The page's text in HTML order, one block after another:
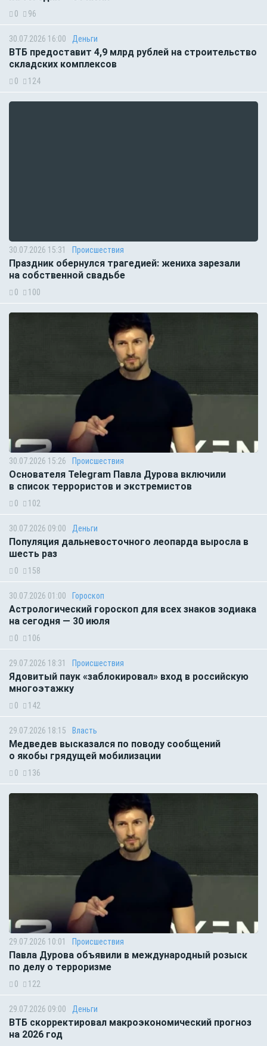
0 96
30.07.2026 16:00 Деньги
ВТБ предоставит 4,9 млрд рублей на строительство
складских комплексов
0 124
30.07.2026 15:31 Происшествия
Праздник обернулся трагедией: жениха зарезали
на собственной свадьбе
0 100
30.07.2026 15:26 Происшествия
Основателя Telegram Павла Дурова включили
в список террористов и экстремистов
0 102
30.07.2026 09:00 Деньги
Популяция дальневосточного леопарда выросла в
шесть раз
0 158
30.07.2026 01:00 Гороскоп
Астрологический гороскоп для всех знаков зодиака
на сегодня — 30 июля
0 106
29.07.2026 18:31 Происшествия
Ядовитый паук «заблокировал» вход в российскую
многоэтажку
0 142
29.07.2026 18:15 Власть
Медведев высказался по поводу сообщений
о якобы грядущей мобилизации
0 136
29.07.2026 10:01 Происшествия
Павла Дурова объявили в международный розыск
по делу о терроризме
0 122
29.07.2026 09:00 Деньги
ВТБ скорректировал макроэкономический прогноз
на 2026 год